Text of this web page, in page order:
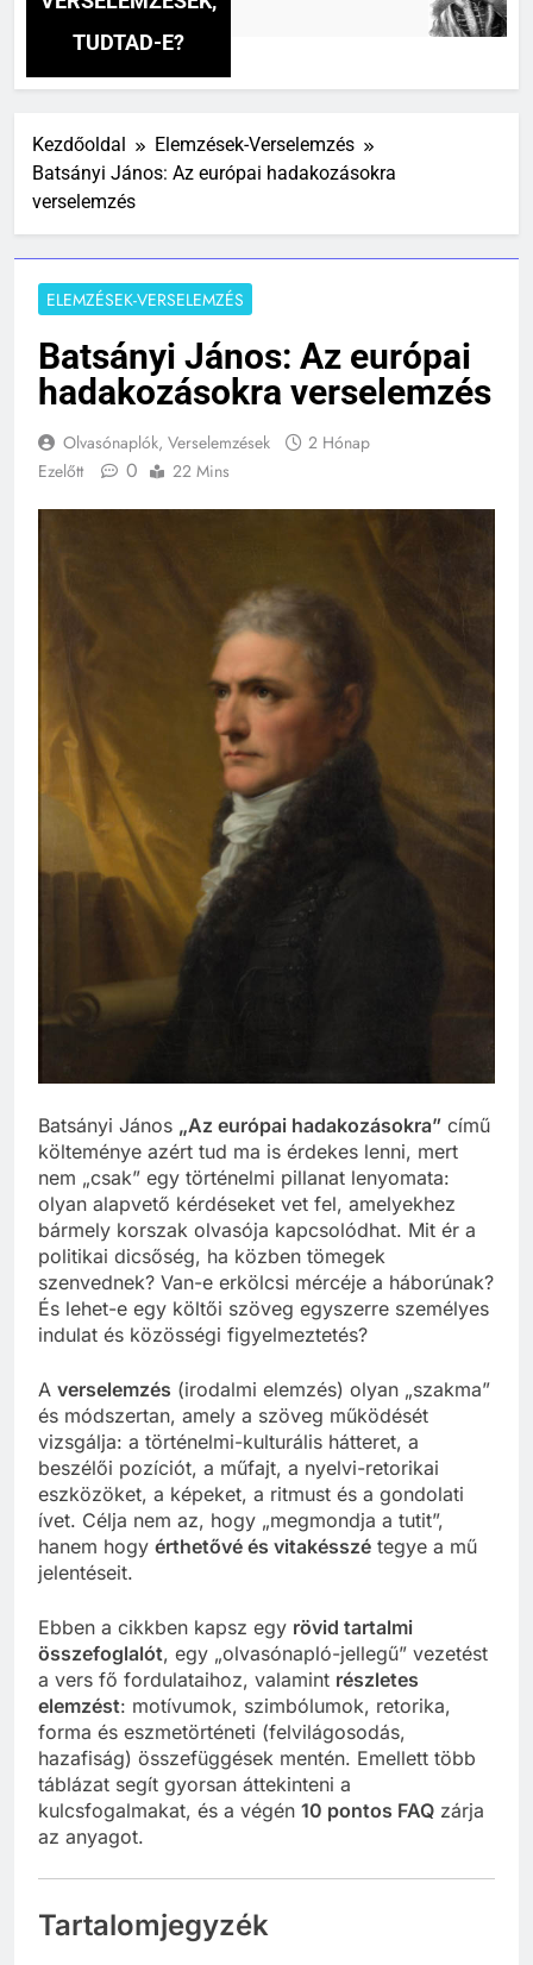
TUDTAD-E?
3
Kezdőoldal
Elemzések-Verselemzés
Batsányi János: Az európai hadakozásokra
verselemzés
ELEMZÉSEK-VERSELEMZÉS
Batsányi János: Az európai
hadakozásokra verselemzés
Olvasónaplók, Verselemzések
2 Hónap
Ezelőtt
0 22 Mins
Batsányi János „Az európai hadakozásokra” című
költeménye azért tud ma is érdekes lenni, mert
nem „csak” egy történelmi pillanat lenyomata:
olyan alapvető kérdéseket vet fel, amelyekhez
bármely korszak olvasója kapcsolódhat. Mit ér a
politikai dicsőség, ha közben tömegek
szenvednek? Van-e erkölcsi mércéje a háborúnak?
És lehet-e egy költői szöveg egyszerre személyes
indulat és közösségi figyelmeztetés?
A verselemzés (irodalmi elemzés) olyan „szakma”
és módszertan, amely a szöveg működését
vizsgálja: a történelmi-kulturális hátteret, a
beszélői pozíciót, a műfajt, a nyelvi-retorikai
eszközöket, a képeket, a ritmust és a gondolati
ívet. Célja nem az, hogy „megmondja a tutit”,
hanem hogy érthetővé és vitakésszé tegye a mű
jelentéseit.
Ebben a cikkben kapsz egy rövid tartalmi
összefoglalót, egy „olvasónapló-jellegű” vezetést
a vers fő fordulataihoz, valamint részletes
elemzést: motívumok, szimbólumok, retorika,
forma és eszmetörténeti (felvilágosodás,
hazafiság) összefüggések mentén. Emellett több
táblázat segít gyorsan áttekinteni a
kulcsfogalmakat, és a végén 10 pontos FAQ zárja
az anyagot.
Tartalomjegyzék